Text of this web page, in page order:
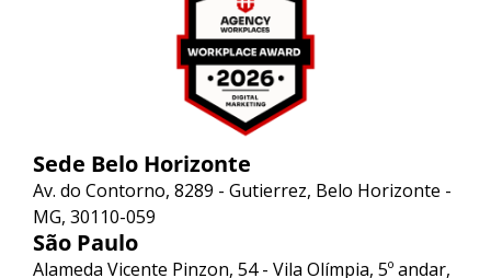
Sede Belo Horizonte
Av. do Contorno, 8289 - Gutierrez, Belo Horizonte -
MG, 30110-059
São Paulo
Alameda Vicente Pinzon, 54 - Vila Olímpia, 5º andar,